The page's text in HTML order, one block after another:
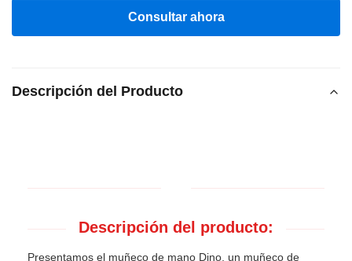
Consultar ahora
Descripción del Producto
Descripción del producto:
Presentamos el muñeco de mano Dino, un muñeco de